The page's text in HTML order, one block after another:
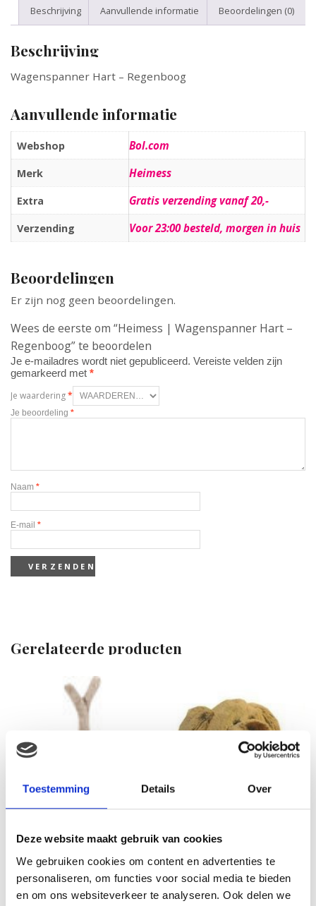
Toestemming Details Over
Deze website maakt gebruik van cookies
We gebruiken cookies om content en advertenties te
personaliseren, om functies voor social media te bieden
en om ons websiteverkeer te analyseren. Ook delen we
Beschrijving Aanvullende informatie Beoordelingen (0)
Beschrijving
Wagenspanner Hart – Regenboog
Aanvullende informatie
Webshop Bol.com
Merk Heimess
Extra Gratis verzending vanaf 20,-
Verzending Voor 23:00 besteld, morgen in huis
Beoordelingen
Er zijn nog geen beoordelingen.
Wees de eerste om “Heimess | Wagenspanner Hart –
Regenboog” te beoordelen
Je e-mailadres wordt niet gepubliceerd. Vereiste velden zijn
gemarkeerd met *
Je waardering*
Je beoordeling *
Naam *
E-mail *
Gerelateerde producten
Vdm Floppy hond 27cm
donkerbruin
€18.36